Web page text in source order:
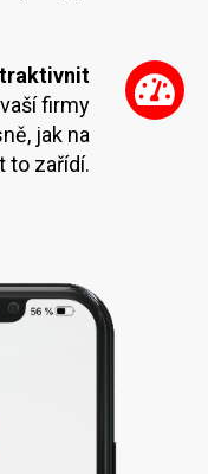
firmy
jak na
to zařídí.